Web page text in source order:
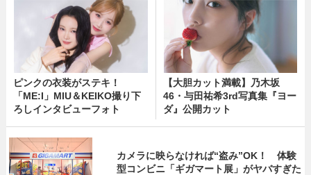
ピンクの衣装がステキ！
「ME:I」MIU＆KEIKO撮り下
ろしインタビューフォト
【大胆カット満載】乃木坂
46・与田祐希3rd写真集『ヨー
ダ』公開カット
カメラに映らなければ“盗み”OK！ 体験
型コンビニ「ギガマート展」がヤバすぎた